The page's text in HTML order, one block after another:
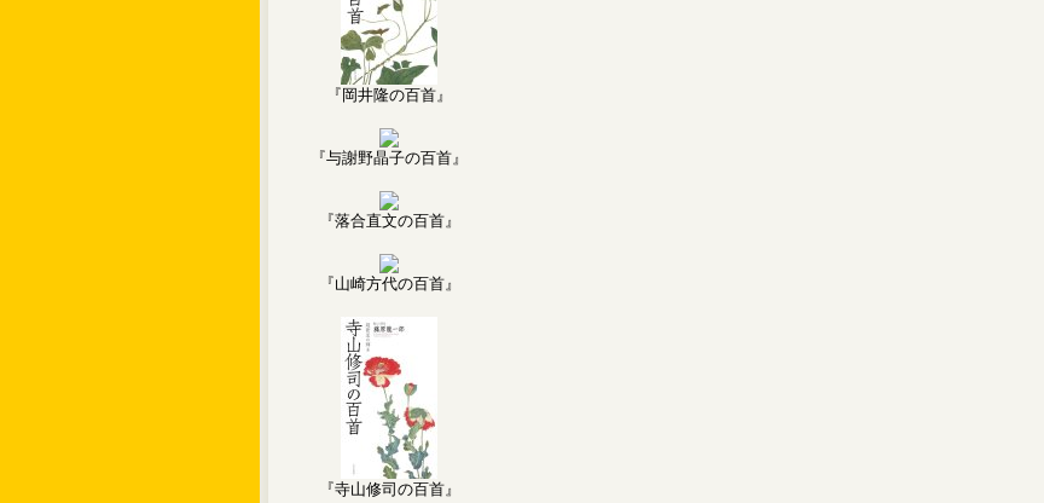
『岡井隆の百首』
『与謝野晶子の百首』
『落合直文の百首』
『山崎方代の百首』
『寺山修司の百首』